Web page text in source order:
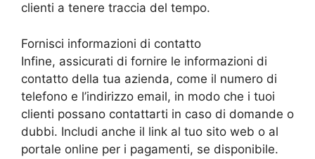
clienti a tenere traccia del tempo.
Fornisci informazioni di contatto
Infine, assicurati di fornire le informazioni di
contatto della tua azienda, come il numero di
telefono e l’indirizzo email, in modo che i tuoi
clienti possano contattarti in caso di domande o
dubbi. Includi anche il link al tuo sito web o al
portale online per i pagamenti, se disponibile.